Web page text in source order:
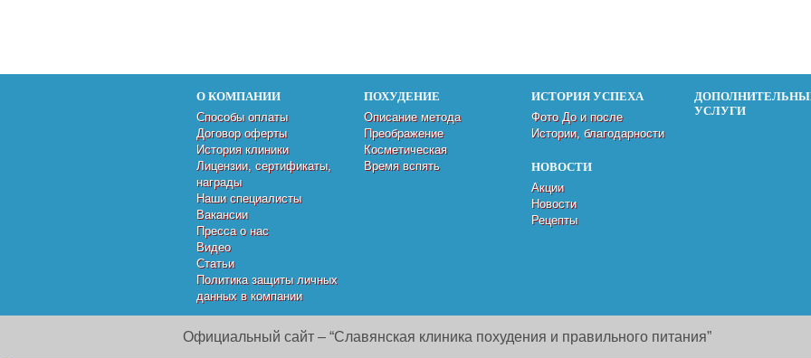
О КОМПАНИИ
Способы оплаты
Договор оферты
История клиники
Лицензии, сертификаты,
награды
Наши специалисты
Вакансии
Пресса о нас
Видео
Статьи
Политика защиты личных
данных в компании
ПОХУДЕНИЕ
Описание метода
Преображение
Косметическая
Время вспять
ИСТОРИЯ УСПЕХА
Фото До и после
Истории, благодарности
НОВОСТИ
Акции
Новости
Рецепты
УСЛУГИ
Официальный сайт – “Славянская клиника похудения и правильного питания”